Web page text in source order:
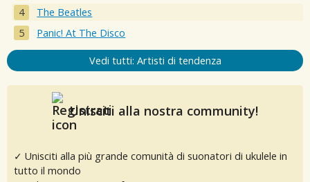
The Beatles
Panic! At The Disco
Vedi tutti: Artisti di tendenza
Unisciti alla nostra community!
✓ Unisciti alla più grande comunità di suonatori di ukulele in
tutto il mondo